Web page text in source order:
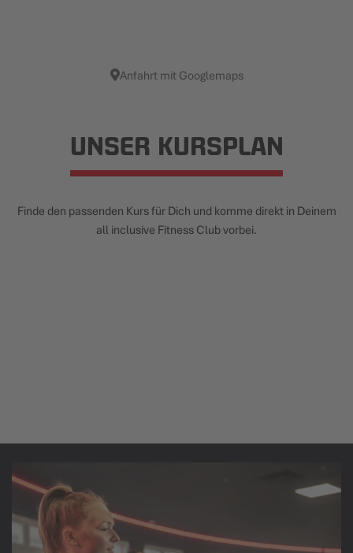
Anfahrt mit Googlemaps
UNSER KURSPLAN
Finde den passenden Kurs für Dich und komme direkt in Deinem
all inclusive Fitness Club vorbei.